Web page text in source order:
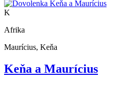
K
Afrika
Maurícius, Keňa
Keňa a Maurícius